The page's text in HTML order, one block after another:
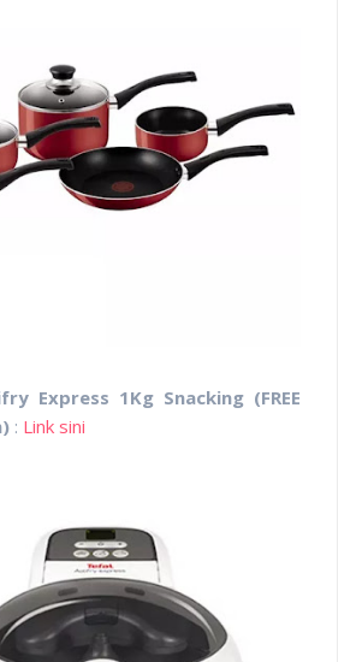
Express 1Kg Snacking (FREE
: Link sini